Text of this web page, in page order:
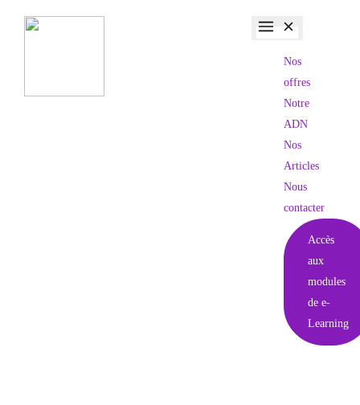
Nos
offres
Notre
ADN
Nos
Articles
Nous
contacter
Accès
aux
modules
de e-
Learning